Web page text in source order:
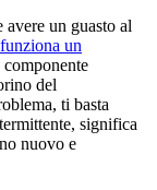
avere un guasto al
un
del
ti basta
significa
nuovo e